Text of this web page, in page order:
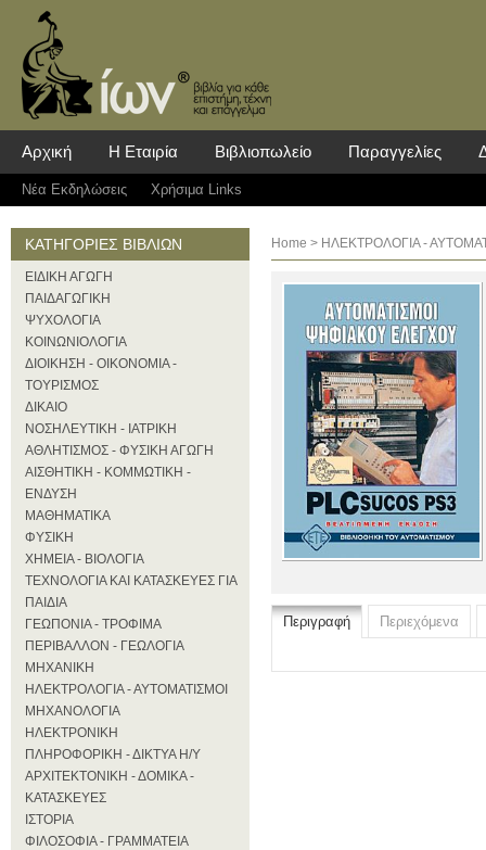
Αρχική Η Εταιρία Βιβλιοπωλείο Παραγγελίες
Νέα Eκδηλώσεις Χρήσιμα Links
ΚΑΤΗΓΟΡΙΕΣ ΒΙΒΛΙΩΝ
ΕΙΔΙΚΗ ΑΓΩΓΗ
ΠΑΙΔΑΓΩΓΙΚΗ
ΨΥΧΟΛΟΓΙΑ
ΚΟΙΝΩΝΙΟΛΟΓΙΑ
ΔΙΟΙΚΗΣΗ - ΟΙΚΟΝΟΜΙΑ -
ΤΟΥΡΙΣΜΟΣ
ΔΙΚΑΙΟ
ΝΟΣΗΛΕΥΤΙΚΗ - ΙΑΤΡΙΚΗ
ΑΘΛΗΤΙΣΜΟΣ - ΦΥΣΙΚΗ ΑΓΩΓΗ
ΑΙΣΘΗΤΙΚΗ - ΚΟΜΜΩΤΙΚΗ -
ΕΝΔΥΣΗ
ΜΑΘΗΜΑΤΙΚΑ
ΦΥΣΙΚΗ
ΧΗΜΕΙΑ - ΒΙΟΛΟΓΙΑ
ΤΕΧΝΟΛΟΓΙΑ ΚΑΙ ΚΑΤΑΣΚΕΥΕΣ ΓΙΑ
ΠΑΙΔΙΑ
ΓΕΩΠΟΝΙΑ - ΤΡΟΦΙΜΑ
ΠΕΡΙΒΑΛΛΟΝ - ΓΕΩΛΟΓΙΑ
ΜΗΧΑΝΙΚΗ
ΗΛΕΚΤΡΟΛΟΓΙΑ - ΑΥΤΟΜΑΤΙΣΜΟΙ
ΜΗΧΑΝΟΛΟΓΙΑ
ΗΛΕΚΤΡΟΝΙΚΗ
ΠΛΗΡΟΦΟΡΙΚΗ - ΔΙΚΤΥΑ Η/Υ
ΑΡΧΙΤΕΚΤΟΝΙΚΗ - ΔΟΜΙΚΑ -
ΚΑΤΑΣΚΕΥΕΣ
ΙΣΤΟΡΙΑ
ΦΙΛΟΣΟΦΙΑ - ΓΡΑΜΜΑΤΕΙΑ
Home > ΗΛΕΚΤΡΟΛΟΓΙΑ -
Περιγραφή Περιεχόμενα